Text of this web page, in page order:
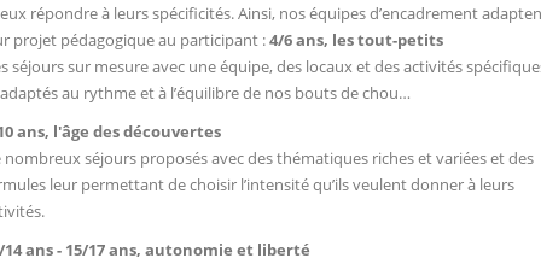
répondre à leurs spécificités. Ainsi, nos équipes d’encadrement
projet pédagogique au participant :4/6 ans, les tout-petits
séjours sur mesure avec une équipe, des locaux et des activités
au rythme et à l’équilibre de nos bouts de chou…
ans, l'âge des découvertes
nombreux séjours proposés avec des thématiques riches et variées et des
leur permettant de choisir l’intensité qu’ils veulent donner à leurs
14 ans - 15/17 ans, autonomie et liberté